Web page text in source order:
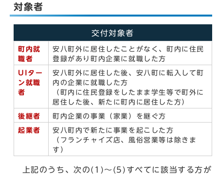
対象者
交付対象者
町内就
職者
安八町外に居住したことがなく、町内に住民
登録があり町内企業に就職した方
UIター
ン就職
者
安八町外に居住した後、安八町に転入して町
内の企業に就職した方
（町内に住民登録をしたまま学生等で町外に
居住した後、新たに町内に居住した方）
後継者 町内企業の事業（家業）を継ぐ方
起業者
安八町内で新たに事業を起こした方
（フランチャイズ店、風俗営業等は除きま
す）
上記のうち、次の(1)～(5)すべてに該当する方が